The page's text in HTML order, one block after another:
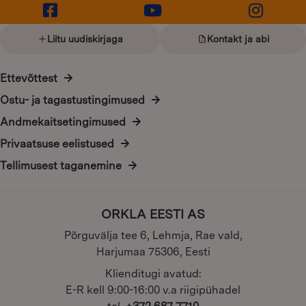
Liitu uudiskirjaga Kontakt ja abi
Ettevõttest
Ostu- ja tagastustingimused
Andmekaitsetingimused
Privaatsuse eelistused
Tellimusest taganemine
ORKLA EESTI AS
Põrguvälja tee 6, Lehmja, Rae vald,
Harjumaa 75306, Eesti
Klienditugi avatud:
E-R kell 9:00-16:00 v.a riigipühadel